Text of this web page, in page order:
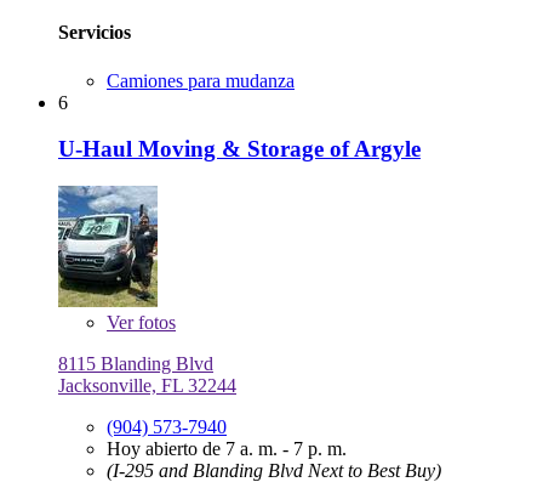
Servicios
Camiones para mudanza
6
U-Haul Moving & Storage of Argyle
Verfotos
8115 Blanding Blvd
Jacksonville, FL 32244
(904) 573-7940
Hoy abierto de 7 a. m. - 7 p. m.
(I-295 and Blanding Blvd Next to Best Buy)